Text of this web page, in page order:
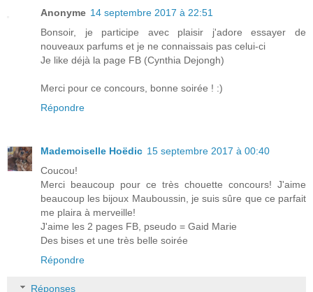
Anonyme 14 septembre 2017 à 22:51
Bonsoir, je participe avec plaisir j'adore essayer de
nouveaux parfums et je ne connaissais pas celui-ci
Je like déjà la page FB (Cynthia Dejongh)
Merci pour ce concours, bonne soirée ! :)
Répondre
Mademoiselle Hoëdic 15 septembre 2017 à 00:40
Coucou!
Merci beaucoup pour ce très chouette concours! J'aime
beaucoup les bijoux Mauboussin, je suis sûre que ce parfait
me plaira à merveille!
J'aime les 2 pages FB, pseudo = Gaid Marie
Des bises et une très belle soirée
Répondre
Réponses